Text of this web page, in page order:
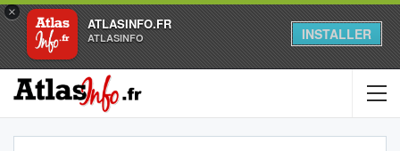
×
ATLASINFO.FR
ATLASINFO INSTALLER